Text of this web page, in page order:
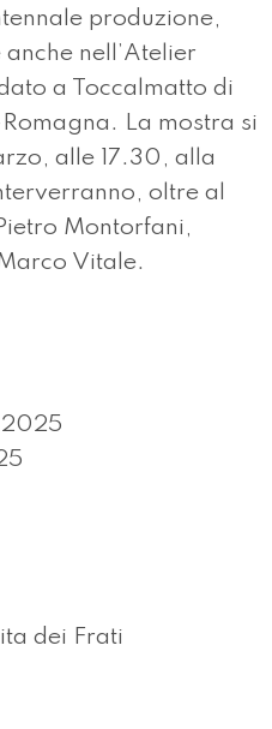
produzione,
nell’Atelier
a Toccalmatto di
La mostra si
alle 17.30, alla
oltre al
Montorfani,
Vitale.
dei Frati